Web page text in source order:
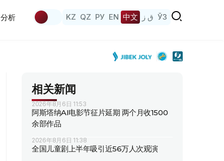
分析 KZ QZ РУ EN 中文 ق ز ЎЗ
相关新闻
2026年8月6日 11:53
阿斯塔纳AI电影节征片延期 两个月收1500
余部作品
2026年8月6日 11:38
全国儿童剧上半年吸引近56万人次观演